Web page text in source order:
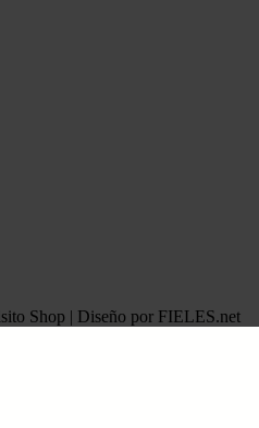
Shop | Diseño por FIELES.net